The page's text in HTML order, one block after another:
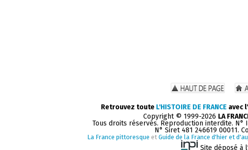
Retrouvez toute L'HISTOIRE DE FRANCE avec
Copyright © 1999-2026 LA
Tous droits réservés. Reproduction interdite. N°
N° Siret 481 246619 00011.
La France pittoresque et Guide de la France d'hier et
Site déposé à